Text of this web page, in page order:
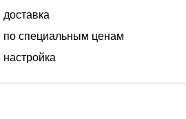
по специальным ценам